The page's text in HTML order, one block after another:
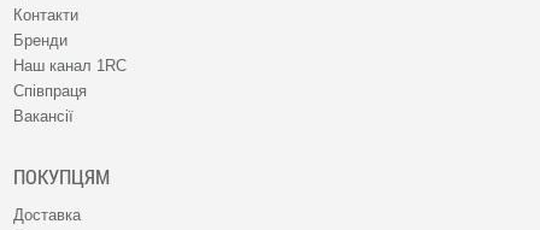
Контакти
Бренди
Наш канал 1RC
Співпраця
Вакансії
ПОКУПЦЯМ
Доставка